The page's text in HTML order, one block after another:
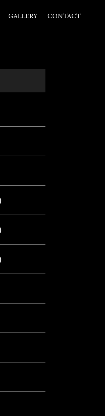
GALLERY CONTACT